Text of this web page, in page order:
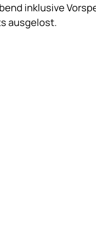
inklusive
ausgelost.